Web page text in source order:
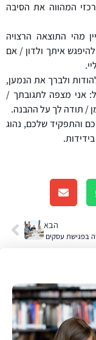
המהווה את הסיבה
מהי התוצאה הרצויה
איתך ולדון / אם
ולברך את הנמען,
אני מצפה לתגובתך /
/ תודה לך על ההבנה.
והתפקיד שלכם, נהוג
הבא
בפגישת עסקים באנגלית